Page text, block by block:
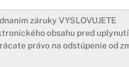
záruky VYSLOVUJETE
obsahu pred
právo na odstúpenie od